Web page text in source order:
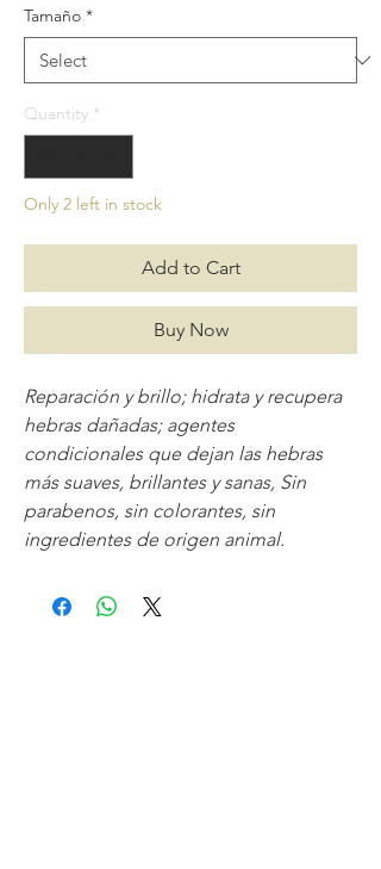
Tamaño *
Quantity *
Only 2 left in stock
Add to Cart
Buy Now
Reparación y brillo; hidrata y recupera
hebras dañadas; agentes
condicionales que dejan las hebras
más suaves, brillantes y sanas, Sin
parabenos, sin colorantes, sin
ingredientes de origen animal.